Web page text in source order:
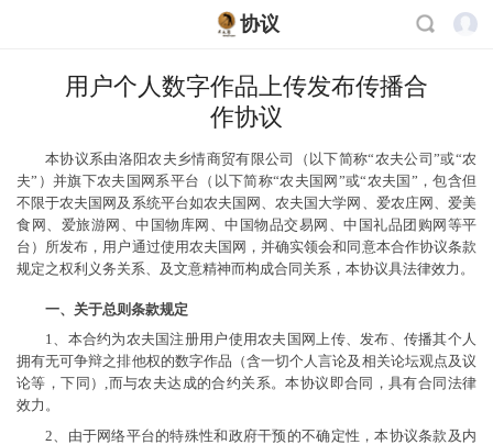
协议
用户个人数字作品上传发布传播合
作协议
本协议系由洛阳农夫乡情商贸有限公司（以下简称“农夫公司”或“农
夫”）并旗下农夫国网系平台（以下简称“农夫国网”或“农夫国”，包含但
不限于农夫国网及系统平台如农夫国网、农夫国大学网、爱农庄网、爱美
食网、爱旅游网、中国物库网、中国物品交易网、中国礼品团购网等平
台）所发布，用户通过使用农夫国网，并确实领会和同意本合作协议条款
规定之权利义务关系、及文意精神而构成合同关系，本协议具法律效力。
一、关于总则条款规定
1、本合约为农夫国注册用户使用农夫国网上传、发布、传播其个人
拥有无可争辩之排他权的数字作品（含一切个人言论及相关论坛观点及议
论等，下同）,而与农夫达成的合约关系。本协议即合同，具有合同法律
效力。
2、由于网络平台的特殊性和政府干预的不确定性，本协议条款及内